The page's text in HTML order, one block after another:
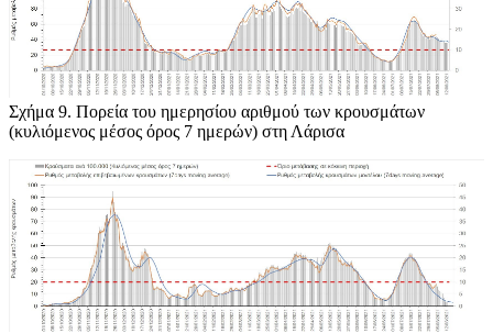
Σχήμα 9. Πορεία του ημερησίου αριθμού των κρουσμάτων
(κυλιόμενος μέσος όρος 7 ημερών) στη Λάρισα